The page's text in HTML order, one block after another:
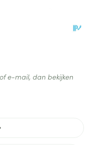
e-mail, dan bekijken